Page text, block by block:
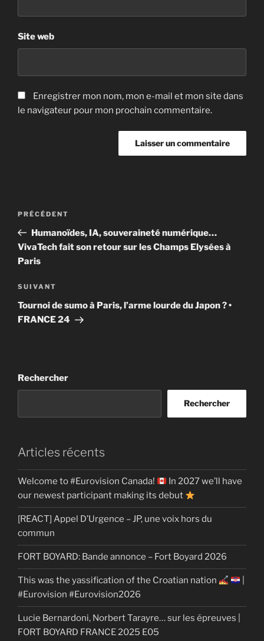
Site web
Enregistrer mon nom, mon e-mail et mon site dans
le navigateur pour mon prochain commentaire.
Navigation
l’article
Article
précédent
PRÉCÉDENT
Humanoïdes, IA, souveraineté numérique…
VivaTech fait son retour sur les Champs Elysées à
Paris
Article
suivant
SUIVANT
Tournoi de sumo à Paris, l’arme lourde du Japon ? •
FRANCE 24
Rechercher
Rechercher
Articles récents
Welcome to #Eurovision Canada!
In 2027 we’ll have
our newest participant making its debut
[REACT] Appel D’Urgence – JP, une voix hors du
commun
FORT BOYARD: Bande annonce – Fort Boyard 2026
This was the yassification of the Croatian nation
#Eurovision #Eurovision2026
Lucie Bernardoni, Norbert Tarayre… sur les épreuves |
FORT BOYARD FRANCE 2025 E05